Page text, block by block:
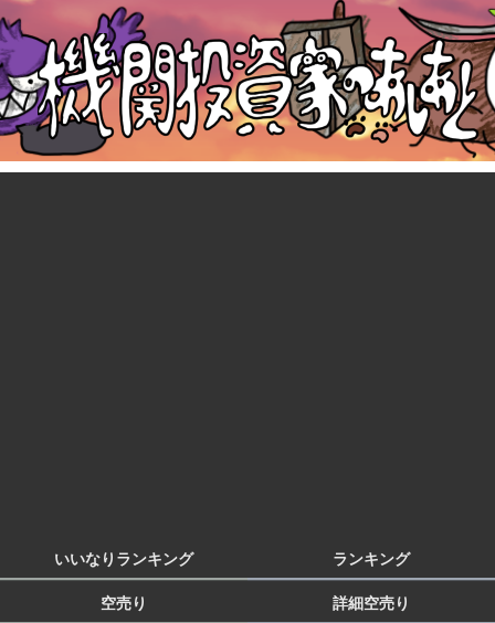
いいなりランキング ランキング
空売り 詳細空売り